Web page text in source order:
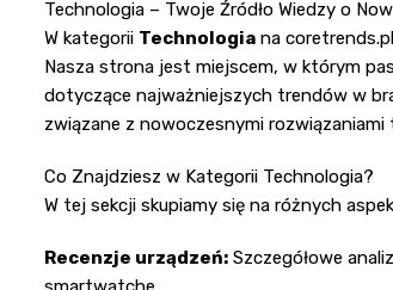
Technologia – Twoje Źródło Wiedzy o
W kategorii Technologia na
Nasza strona jest miejscem, w którym
dotyczące najważniejszych trendów w
związane z nowoczesnymi
Co Znajdziesz w Kategorii Technologia?
W tej sekcji skupiamy się na różnych
Recenzje urządzeń: Szczegółowe